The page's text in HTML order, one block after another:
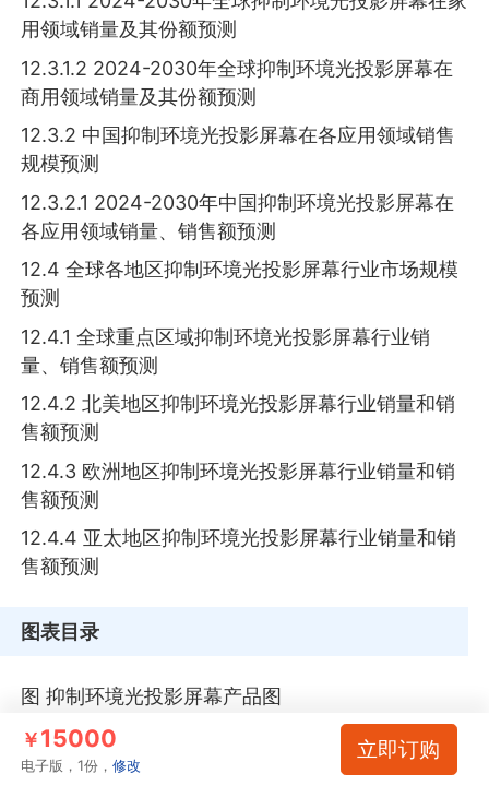
用领域销量及其份额预测
12.3.1.2 2024-2030年全球抑制环境光投影屏幕在
商用领域销量及其份额预测
12.3.2 中国抑制环境光投影屏幕在各应用领域销售
规模预测
12.3.2.1 2024-2030年中国抑制环境光投影屏幕在
各应用领域销量、销售额预测
12.4 全球各地区抑制环境光投影屏幕行业市场规模
预测
12.4.1 全球重点区域抑制环境光投影屏幕行业销
量、销售额预测
12.4.2 北美地区抑制环境光投影屏幕行业销量和销
售额预测
12.4.3 欧洲地区抑制环境光投影屏幕行业销量和销
售额预测
12.4.4 亚太地区抑制环境光投影屏幕行业销量和销
售额预测
图表目录
图 抑制环境光投影屏幕产品图
表 抑制环境光投影屏幕主要类型及介绍
图 抑制环境光投影屏幕产业链结构
￥15000
电子版，1份，修改
立即订购